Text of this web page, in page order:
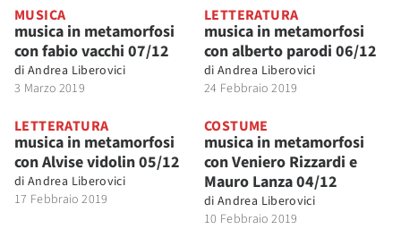
MUSICA
musica in metamorfosi
con fabio vacchi 07/12
di Andrea Liberovici
3 Marzo 2019
LETTERATURA
musica in metamorfosi
con alberto parodi 06/12
di Andrea Liberovici
24 Febbraio 2019
LETTERATURA
musica in metamorfosi
con Alvise vidolin 05/12
di Andrea Liberovici
17 Febbraio 2019
COSTUME
musica in metamorfosi
con Veniero Rizzardi e
Mauro Lanza 04/12
di Andrea Liberovici
10 Febbraio 2019